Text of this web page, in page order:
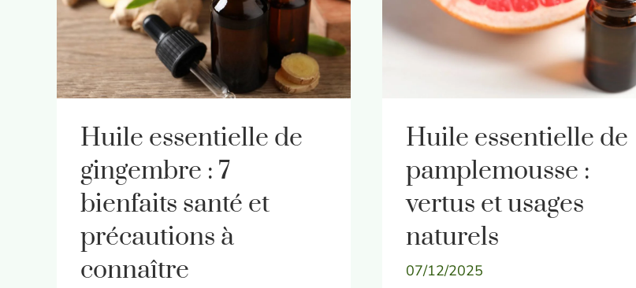
Huile essentielle de
gingembre : 7
bienfaits santé et
précautions à
connaître
Huile essentielle de
pamplemousse :
vertus et usages
naturels
07/12/2025